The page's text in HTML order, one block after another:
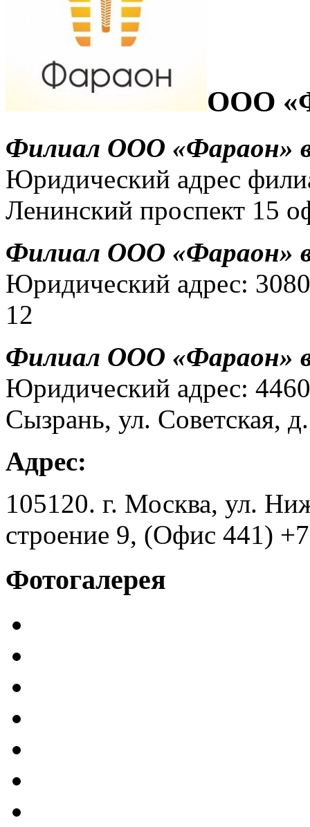
ООО
Филиал ООО «Фараон»
Юридический адрес
Ленинский проспект 15
Филиал ООО «Фараон» в
Юридический адрес:
12
Филиал ООО «Фараон» в
Юридический адрес:
Сызрань, ул. Советская,
Адрес:
105120. г. Москва, ул.
строение 9, (Офис 441)
Фотогалерея